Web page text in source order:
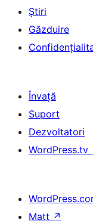
Știri
Găzduire
Învață
Suport
Dezvoltatori
WordPress.tv
Matt ↗